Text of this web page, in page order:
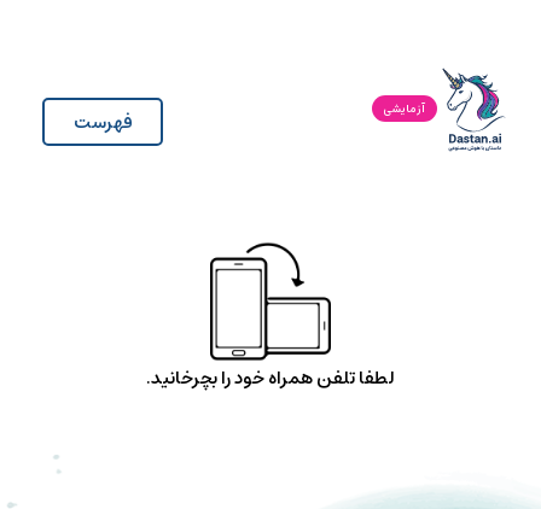
آزمایشی فهرست
لطفا تلفن همراه خود را بچرخانید.